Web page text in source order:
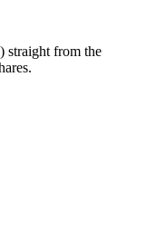
straight from the